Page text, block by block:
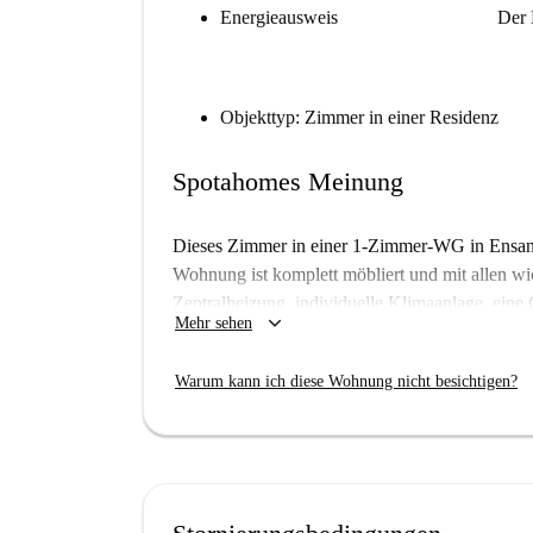
Energieausweis Der
Objekttyp: Zimmer in einer Residenz
Spotahomes Meinung
Dieses Zimmer in einer 1-Zimmer-WG in
Wohnung ist komplett möbliert und mit allen
Zentralheizung, individuelle Klimaanlage, eine
ausgestattete Küche. Alle Nebenkosten
Sehenswürdigkeiten. Zu den
Mehr sehen keyboard_arrow_down
Warum kann ich diese Wohnung nicht besichtigen?